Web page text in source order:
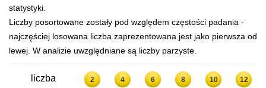
statystyki.
Liczby posortowane zostały pod względem częstości padania -
najczęściej losowana liczba zaprezentowana jest jako pierwsza od
lewej. W analizie uwzględniane są liczby parzyste.
liczba 2 4 6 8 10 12